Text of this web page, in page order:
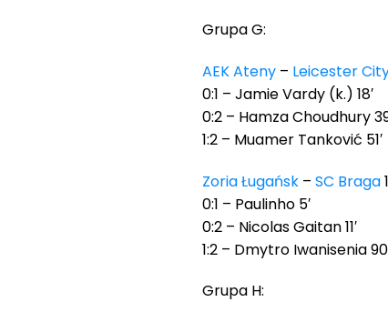
Grupa G:
AEK Ateny – Leicester
0:1 – Jamie Vardy (k.) 18′
0:2 – Hamza Choudhury
1:2 – Muamer Tanković 51′
Zoria Ługańsk – SC Braga
0:1 – Paulinho 5′
0:2 – Nicolas Gaitan 11′
1:2 – Dmytro Iwanisenia
Grupa H: